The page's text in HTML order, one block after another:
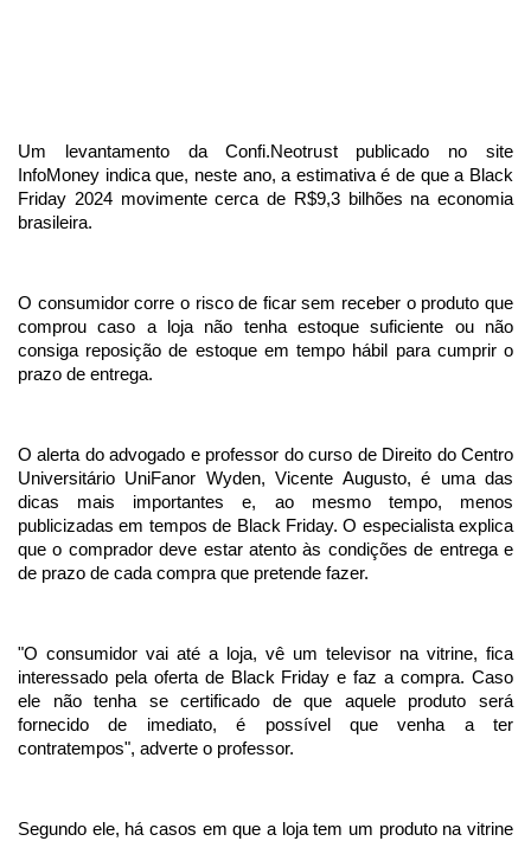
Um levantamento da Confi.Neotrust publicado no site
InfoMoney indica que, neste ano, a estimativa é de que a Black
Friday 2024 movimente cerca de R$9,3 bilhões na economia
brasileira.
O consumidor corre o risco de ficar sem receber o produto que
comprou caso a loja não tenha estoque suficiente ou não
consiga reposição de estoque em tempo hábil para cumprir o
prazo de entrega.
O alerta do advogado e professor do curso de Direito do Centro
Universitário UniFanor Wyden, Vicente Augusto, é uma das
dicas mais importantes e, ao mesmo tempo, menos
publicizadas em tempos de Black Friday. O especialista explica
que o comprador deve estar atento às condições de entrega e
de prazo de cada compra que pretende fazer.
"O consumidor vai até a loja, vê um televisor na vitrine, fica
interessado pela oferta de Black Friday e faz a compra. Caso
ele não tenha se certificado de que aquele produto será
fornecido de imediato, é possível que venha a ter
contratempos", adverte o professor.
Segundo ele, há casos em que a loja tem um produto na vitrine